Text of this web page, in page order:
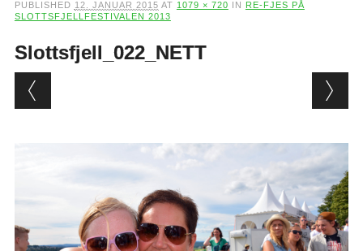
PUBLISHED 12. JANUAR 2015 AT 1079 × 720 IN
RE-FJES PÅ
SLOTTSFJELLFESTIVALEN 2013
Slottsfjell_022_NETT